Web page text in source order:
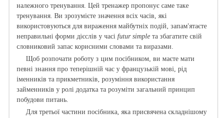
належного тренування. Цей тренажер пропонує саме таке
тренування. Ви зрозумієте значення всіх часів, які
використовуються для вираження майбутніх подій, запам'ятаєте
неправильні форми дієслів у часі futur simple та збагатите свій
словниковий запас корисними словами та виразами.
Щоб розпочати роботу з цим посібником, ви маєте мати
певні знання про теперішній час у французькій мові, рід
іменників та прикметників, розуміння використання
займенників у ролі додатка та розуміти загальний принцип
побудови питань.
Для третьої частини посібника, яка присвячена складнішому